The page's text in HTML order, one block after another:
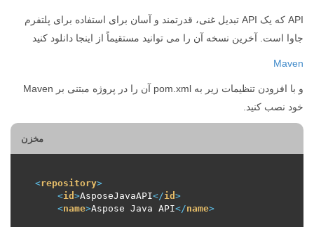
API که یک API تبدیل غنی، قدرتمند و آسان برای استفاده برای پلتفرم
جاوا است. آخرین نسخه آن را می توانید مستقیماً از اینجا دانلود کنید
Maven
و با افزودن تنظیمات زیر به pom.xml آن را در پروژه مبتنی بر Maven
خود نصب کنید.
مخزن
<repository>
<id >AsposeJavaAPI</id >
<name>Aspose Java API</name>